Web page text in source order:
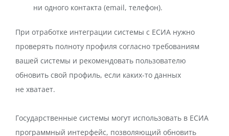
ни одного контакта (email, телефон).
При отработке интеграции системы с ЕСИА нужно
проверять полноту профиля согласно требованиям
вашей системы и рекомендовать пользователю
обновить свой профиль, если каких-то данных
не хватает.
Государственные системы могут использовать в ЕСИА
программный интерфейс, позволяющий обновить